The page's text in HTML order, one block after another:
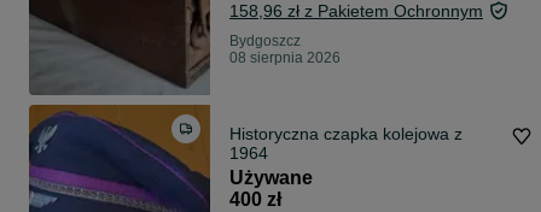
158,96 zł z Pakietem Ochronnym
Bydgoszcz
08 sierpnia 2026
Historyczna czapka kolejowa z
1964
Używane
400 zł